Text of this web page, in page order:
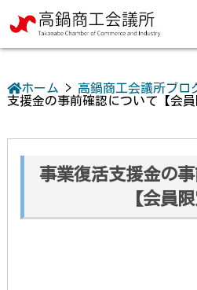
ホーム > 高鍋商工会議所ブロ
支援金の事前確認について【会員
事業復活支援金の
【会員限